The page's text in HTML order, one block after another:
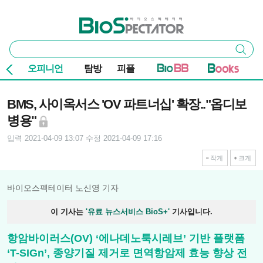
바이오스펙테이터
통
합
검
색
검색
오피니언 탐방 피플
BMS, 사이옥서스 'OV 파트너십' 확장.."옵디보
병용"
입력 2021-04-09 13:07 수정 2021-04-09 17:16
작게 크게
바이오스펙테이터 노신영 기자
이 기사는 '유료 뉴스서비스 BioS+' 기사입니다.
항암바이러스(OV) ‘에나데노툭시레브’ 기반 플랫폼
‘T-SIGn’, 종양기질 제거로 면역항암제 효능 향상 전